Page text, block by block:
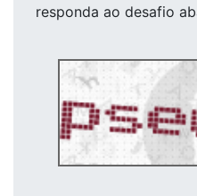
responda ao desafio